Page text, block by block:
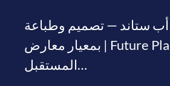
ستاند — تصميم وطباعة
بمعيار معارض | Future Plan | خطة
المستقبل…